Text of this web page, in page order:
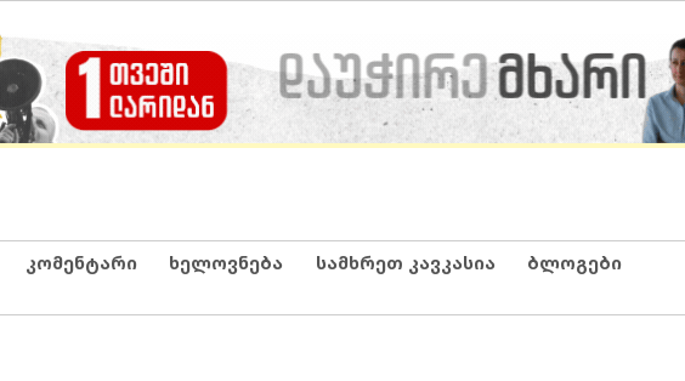
კომენტარი ხელოვნება სამხრეთ კავკასია ბლოგები